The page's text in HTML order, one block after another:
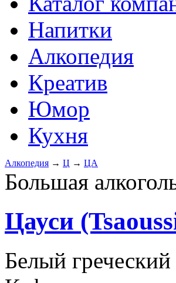
Напитки
Алкопедия
Креатив
Юмор
Кухня
Алкопедия → Ц → ЦА
Большая
Цауси
Белый